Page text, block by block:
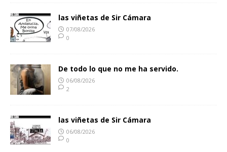
las viñetas de Sir Cámara
07/08/2026
0
De todo lo que no me ha servido.
06/08/2026
2
las viñetas de Sir Cámara
06/08/2026
0